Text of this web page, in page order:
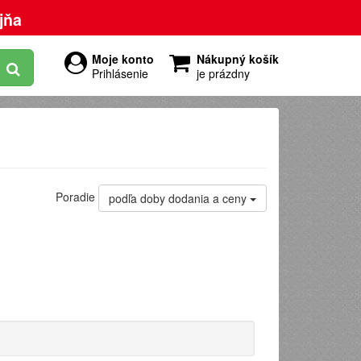
Moje konto
Prihlásenie
Nákupný košík
je prázdny
Poradie podľa doby dodania a ceny